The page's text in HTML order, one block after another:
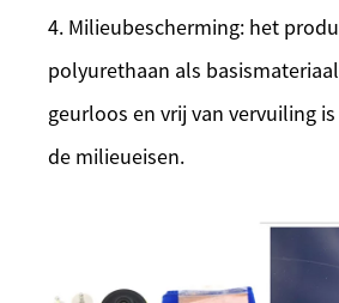
4. Milieubescherming: het
polyurethaan als
geurloos en vrij van vervuiling
de milieueisen.